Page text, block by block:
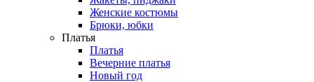
Женские костюмы
Брюки, юбки
Платья
Платья
Вечерние платья
Новый год